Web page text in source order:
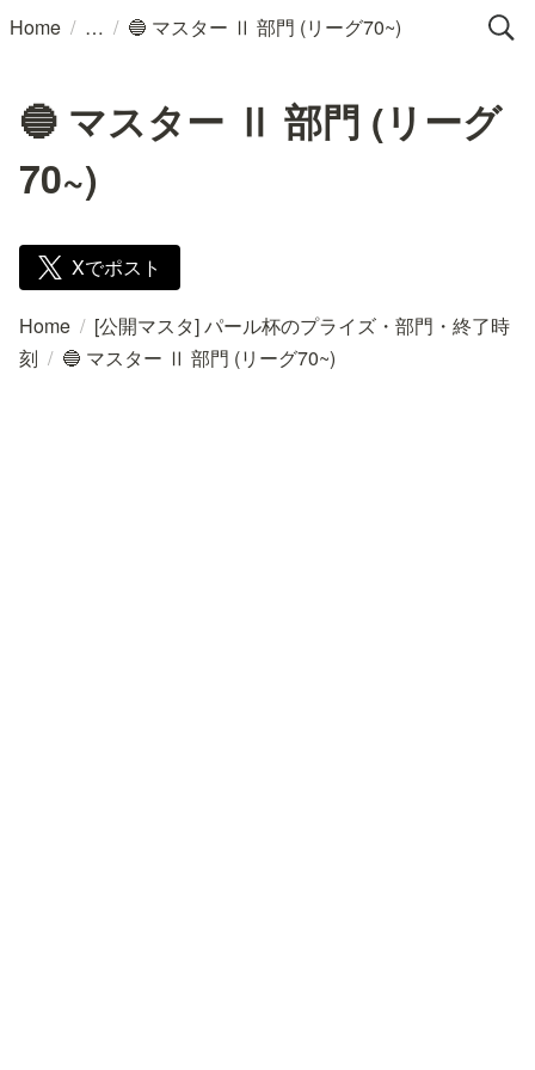
Home / / 🔵 マスター Ⅱ 部門 (リーグ70~)
🔵 マスター Ⅱ 部門 (リーグ
70~)
Xでポスト
Home / [公開マスタ] パール杯のプライズ・部門・終了時
刻 / 🔵 マスター Ⅱ 部門 (リーグ70~)